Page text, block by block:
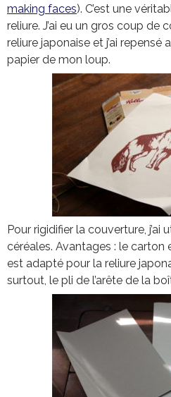
making faces). C’est une
reliure. J’ai eu un gros coup de
reliure japonaise et j’ai repensé
papier de mon loup.
Pour rigidifier la couverture, j’ai
céréales. Avantages : le carton
est adapté pour la reliure
surtout, le pli de l’arête de la